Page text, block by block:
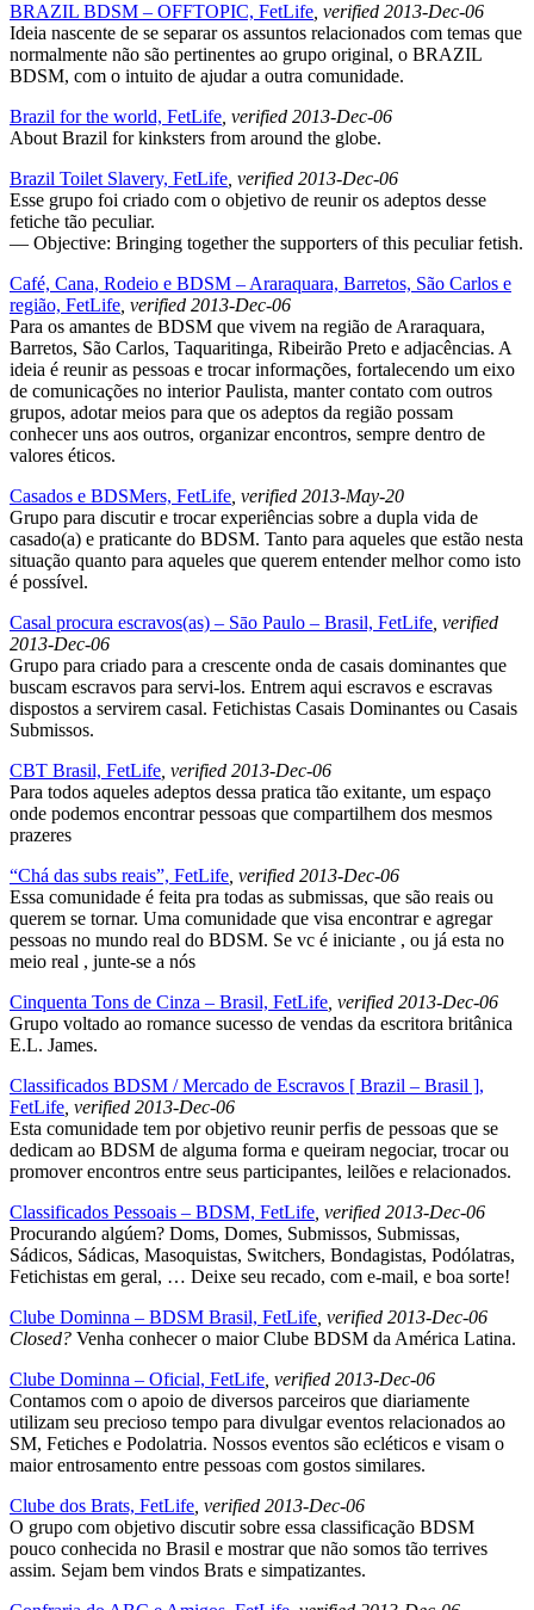
BRAZIL BDSM – OFFTOPIC, FetLife , verified 2013-Dec-06
Ideia nascente de se separar os assuntos relacionados com temas que
normalmente não são pertinentes ao grupo original, o BRAZIL
BDSM, com o intuito de ajudar a outra comunidade.
Brazil for the world, FetLife , verified 2013-Dec-06
About Brazil for kinksters from around the globe.
Brazil Toilet Slavery, FetLife , verified 2013-Dec-06
Esse grupo foi criado com o objetivo de reunir os adeptos desse
fetiche tão peculiar.
— Objective: Bringing together the supporters of this peculiar fetish.
Café, Cana, Rodeio e BDSM – Araraquara, Barretos, São Carlos e
região, FetLife , verified 2013-Dec-06
Para os amantes de BDSM que vivem na região de Araraquara,
Barretos, São Carlos, Taquaritinga, Ribeirão Preto e adjacências. A
ideia é reunir as pessoas e trocar informações, fortalecendo um eixo
de comunicações no interior Paulista, manter contato com outros
grupos, adotar meios para que os adeptos da região possam
conhecer uns aos outros, organizar encontros, sempre dentro de
valores éticos.
Casados e BDSMers, FetLife , verified 2013-May-20
Grupo para discutir e trocar experiências sobre a dupla vida de
casado(a) e praticante do BDSM. Tanto para aqueles que estão nesta
situação quanto para aqueles que querem entender melhor como isto
é possível.
Casal procura escravos(as) – Sāo Paulo – Brasil, FetLife , verified
2013-Dec-06
Grupo para criado para a crescente onda de casais dominantes que
buscam escravos para servi-los. Entrem aqui escravos e escravas
dispostos a servirem casal. Fetichistas Casais Dominantes ou Casais
Submissos.
CBT Brasil, FetLife , verified 2013-Dec-06
Para todos aqueles adeptos dessa pratica tão exitante, um espaço
onde podemos encontrar pessoas que compartilhem dos mesmos
prazeres
“Chá das subs reais”, FetLife , verified 2013-Dec-06
Essa comunidade é feita pra todas as submissas, que são reais ou
querem se tornar. Uma comunidade que visa encontrar e agregar
pessoas no mundo real do BDSM. Se vc é iniciante , ou já esta no
meio real , junte-se a nós
Cinquenta Tons de Cinza – Brasil, FetLife , verified 2013-Dec-06
Grupo voltado ao romance sucesso de vendas da escritora britânica
E.L. James.
Classificados BDSM / Mercado de Escravos [ Brazil – Brasil ],
FetLife , verified 2013-Dec-06
Esta comunidade tem por objetivo reunir perfis de pessoas que se
dedicam ao BDSM de alguma forma e queiram negociar, trocar ou
promover encontros entre seus participantes, leilões e relacionados.
Classificados Pessoais – BDSM, FetLife , verified 2013-Dec-06
Procurando algúem? Doms, Domes, Submissos, Submissas,
Sádicos, Sádicas, Masoquistas, Switchers, Bondagistas, Podólatras,
Fetichistas em geral, … Deixe seu recado, com e-mail, e boa sorte!
Clube Dominna – BDSM Brasil, FetLife , verified 2013-Dec-06
Closed? Venha conhecer o maior Clube BDSM da América Latina.
Clube Dominna – Oficial, FetLife , verified 2013-Dec-06
Contamos com o apoio de diversos parceiros que diariamente
utilizam seu precioso tempo para divulgar eventos relacionados ao
SM, Fetiches e Podolatria. Nossos eventos são ecléticos e visam o
maior entrosamento entre pessoas com gostos similares.
Clube dos Brats, FetLife , verified 2013-Dec-06
O grupo com objetivo discutir sobre essa classificação BDSM
pouco conhecida no Brasil e mostrar que não somos tão terrives
assim. Sejam bem vindos Brats e simpatizantes.